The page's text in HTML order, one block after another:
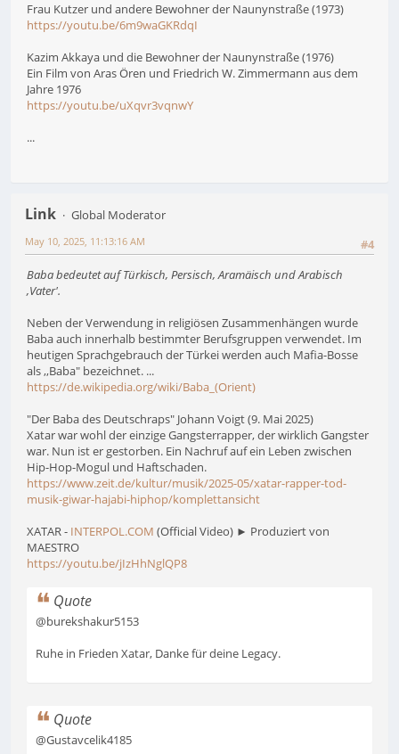
Frau Kutzer und andere Bewohner der Naunynstraße (1973)
https://youtu.be/6m9waGKRdqI
Kazim Akkaya und die Bewohner der Naunynstraße (1976)
Ein Film von Aras Ören und Friedrich W. Zimmermann aus dem
Jahre 1976
https://youtu.be/uXqvr3vqnwY
...
Link
Global Moderator
#4
May 10, 2025, 11:13:16 AM
Baba bedeutet auf Türkisch, Persisch, Aramäisch und Arabisch
,Vater'.
Neben der Verwendung in religiösen Zusammenhängen wurde
Baba auch innerhalb bestimmter Berufsgruppen verwendet. Im
heutigen Sprachgebrauch der Türkei werden auch Mafia-Bosse
als ,,Baba" bezeichnet. ...
https://de.wikipedia.org/wiki/Baba_(Orient)
"Der Baba des Deutschraps" Johann Voigt (9. Mai 2025)
Xatar war wohl der einzige Gangsterrapper, der wirklich Gangster
war. Nun ist er gestorben. Ein Nachruf auf ein Leben zwischen
Hip-Hop-Mogul und Haftschaden.
https://www.zeit.de/kultur/musik/2025-05/xatar-rapper-tod-
musik-giwar-hajabi-hiphop/komplettansicht
XATAR - INTERPOL.COM (Official Video) ► Produziert von
MAESTRO
https://youtu.be/jIzHhNglQP8
Quote
@burekshakur5153
Ruhe in Frieden Xatar, Danke für deine Legacy.
Quote
@Gustavcelik4185